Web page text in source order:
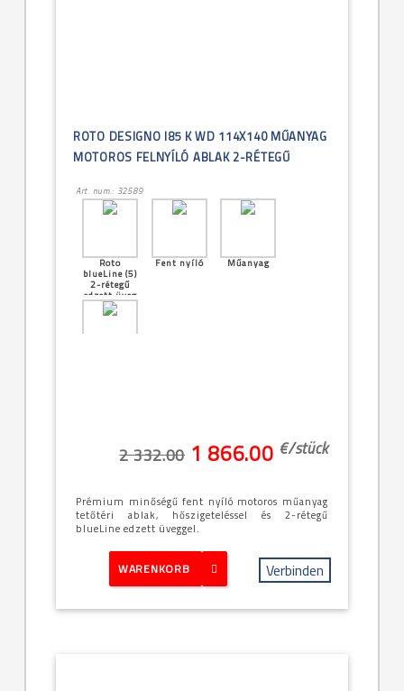
ROTO DESIGNO I85 K WD 114X140 MŰANYAG
MOTOROS FELNYÍLÓ ABLAK 2-RÉTEGŰ
Art. num.: 32589
Roto
blueLine (5)
2-rétegű
edzett üveg
Fent nyíló Műanyag
2 332.00 1 866.00 €/stück
Prémium minőségű fent nyíló motoros műanyag
tetőtéri ablak, hőszigeteléssel és 2-rétegű
blueLine edzett üveggel.
WARENKORB Verbinden